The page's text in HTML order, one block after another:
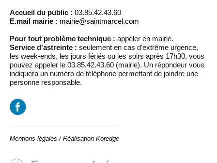
Accueil du public : 03.85.42.43.60
E.mail mairie : mairie@saintmarcel.com
Pour tout problème technique : appeler en mairie.
Service d'astreinte : seulement en cas d’extrême urgence,
les week-ends, les jours fériés ou les soirs après 17h30, vous
pouvez appeler le 03.85.42.43.60 (mairie). Un répondeur vous
indiquera un numéro de téléphone permettant de joindre une
personne responsable.
Mentions légales / Réalisation Koredge